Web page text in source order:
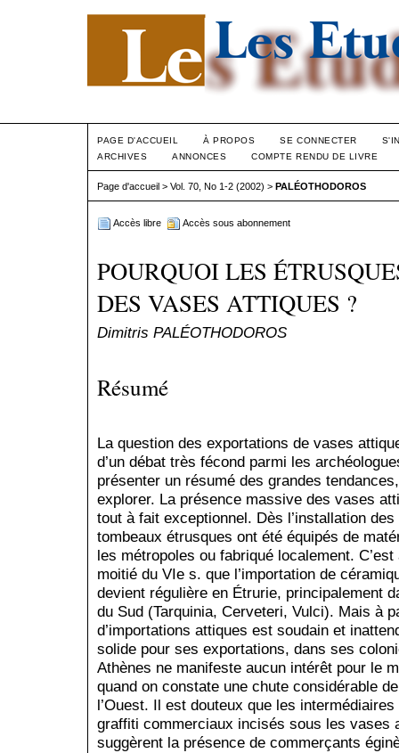
PAGE D'ACCUEIL À PROPOS SE CONNECTER
ARCHIVES
ANNONCES COMPTE RENDU DE LIVRE
Page d'accueil > Vol. 70, No 1-2 (2002) > PALÉOTHODOROS
Accès libre Accès sous abonnement
POURQUOI LES
DES VASES ATTIQUES ?
Dimitris PALÉOTHODOROS
Résumé
La question des exportations de vases
d’un débat très fécond parmi les
présenter un résumé des grandes
explorer. La présence massive des vases
tout à fait exceptionnel. Dès l’installation
tombeaux étrusques ont été équipés de
les métropoles ou fabriqué localement.
moitié du VIe s. que l’importation de
devient régulière en Étrurie, principalement
du Sud (Tarquinia, Cerveteri, Vulci). Mais à
d’importations attiques est soudain et
solide pour ses exportations, dans ses
Athènes ne manifeste aucun intérêt pour le
quand on constate une chute considérable
l’Ouest. Il est douteux que les
graffiti commerciaux incisés sous les vases
suggèrent la présence de commerçants